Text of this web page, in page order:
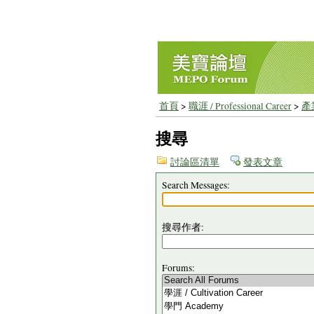
首頁> 職涯 / Professional Career> 產
搜尋
討論區清單
發表文章
Search Messages:
搜尋作者:
Forums: